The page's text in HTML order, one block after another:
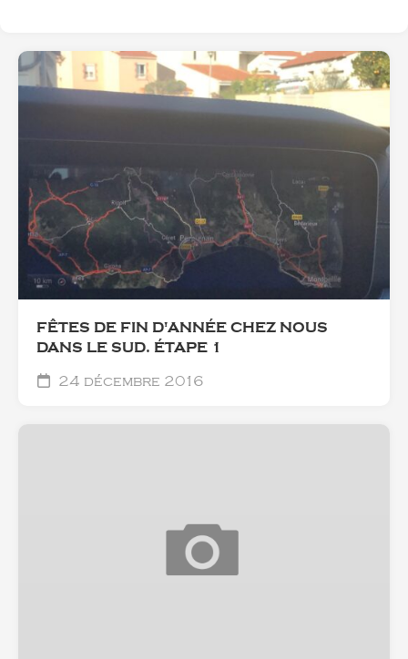
FÊTES DE FIN D'ANNÉE CHEZ NOUS
DANS LE SUD. ÉTAPE 1
24 décembre 2016